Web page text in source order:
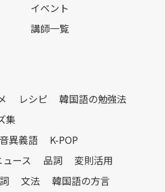
イベント
講師一覧
レシピ
韓国語の勉強法
集
異義語
K-POP
ュース 品詞
変則活用
文法
韓国語の方言